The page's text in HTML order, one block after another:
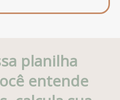
planilha
entende